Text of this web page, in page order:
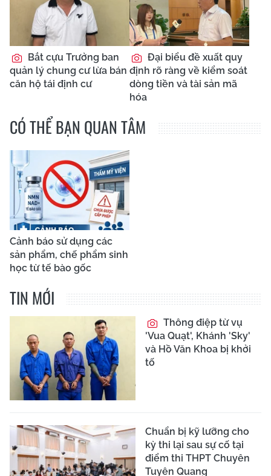
Bắt cựu Trưởng ban
quản lý chung cư lừa bán
căn hộ tái định cư
Đại biểu đề xuất quy
định rõ ràng về kiểm soát
dòng tiền và tài sản mã
hóa
CÓ THỂ BẠN QUAN TÂM
Cảnh báo sử dụng các
sản phẩm, chế phẩm sinh
học từ tế bào gốc
TIN MỚI
Thông điệp từ vụ
'Vua Quạt', Khánh 'Sky'
và Hồ Văn Khoa bị khởi
tố
Chuẩn bị kỹ lưỡng cho
kỳ thi lại sau sự cố tại
điểm thi THPT Chuyên
Tuyên Quang